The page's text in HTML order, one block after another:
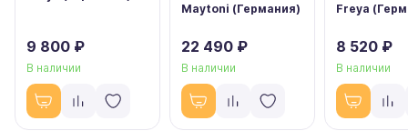
9 800 ₽
В наличии
Maytoni (Германия)
22 490 ₽
В наличии
Freya
8 520 ₽
В наличии